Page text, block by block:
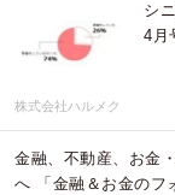
シ
4月
株式会社ハルメク
金融、不動産、お金
へ 「金融＆お金のフ